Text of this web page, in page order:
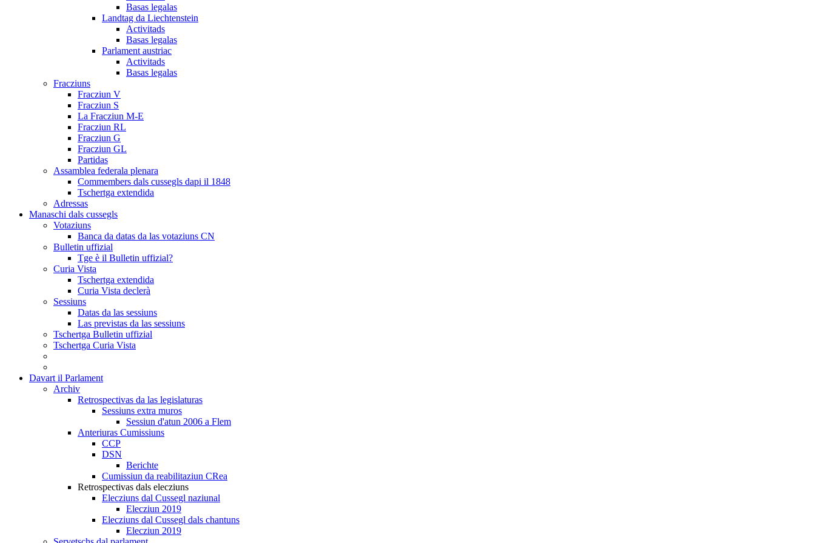
Basas legalas
Landtag da Liechtenstein
Activitads
Basas legalas
Parlament austriac
Activitads
Basas legalas
Fracziuns
Fracziun V
Fracziun S
La Fracziun M-E
Fracziun RL
Fracziun G
Fracziun GL
Partidas
Assamblea federala plenara
Commembers dals cussegls dapi il 1848
Tschertga extendida
Adressas
Manaschi dals cussegls
Votaziuns
Banca da datas da las votaziuns CN
Bulletin uffizial
Tge è il Bulletin uffizial?
Curia Vista
Tschertga extendida
Curia Vista declerà
Sessiuns
Datas da las sessiuns
Las previstas da las sessiuns
Tschertga Bulletin uffizial
Tschertga Curia Vista
Davart il Parlament
Archiv
Retrospectivas da las legislaturas
Sessiuns extra muros
Sessiun d'atun 2006 a Flem
Anteriuras Cumissiuns
CCP
DSN
Berichte
Cumissiun da reabilitaziun CRea
Retrospectivas dals elecziuns
Elecziuns dal Cussegl naziunal
Elecziun 2019
Elecziuns dal Cussegl dals chantuns
Elecziun 2019